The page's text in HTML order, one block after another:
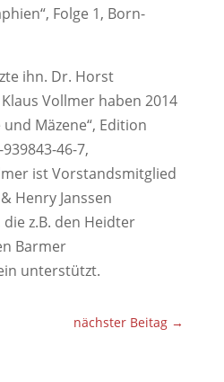
Folge 1, Born-
ihn. Dr. Horst
Vollmer haben 2014
Mäzene“, Edition
46-7,
ist Vorstandsmitglied
Henry Janssen
z.B. den Heidter
Barmer
unterstützt.
nächster Beitag →